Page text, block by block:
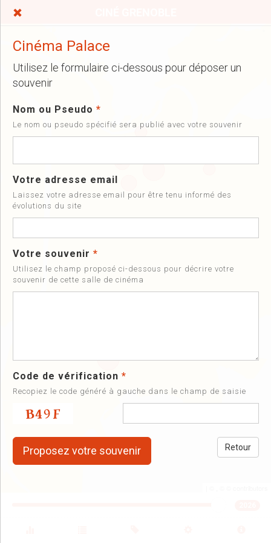
Cinéma Palace
Utilisez le formulaire ci-dessous pour déposer un
souvenir
Nom ou Pseudo *
Le nom ou pseudo spécifié sera publié avec votre souvenir
Votre adresse email
Laissez votre adresse email pour être tenu informé des
évolutions du site
Votre souvenir *
Utilisez le champ proposé ci-dessous pour décrire votre
souvenir de cette salle de cinéma
Code de vérification *
Recopiez le code généré à gauche dans le champ de saisie
Retour